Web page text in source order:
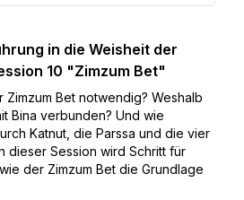
in die Weisheit der
10 "Zimzum Bet"
Zimzum Bet notwendig? Weshalb
Bina verbunden? Und wie
Katnut, die Parssa und die vier
dieser Session wird Schritt für
der Zimzum Bet die Grundlage